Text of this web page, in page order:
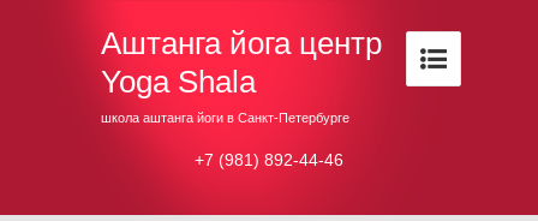
Аштанга йога центр
Yoga Shala
школа аштанга йоги в Санкт-Петербурге
+7 (981) 892-44-46